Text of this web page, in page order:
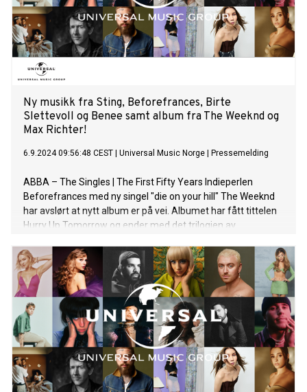
Ny musikk fra Sting, Beforefrances, Birte
Slettevoll og Benee samt album fra The Weeknd og
Max Richter!
6.9.2024 09:56:48 CEST Universal Music Norge Pressemelding
ABBA – The Singles | The First Fifty Years Indieperlen
Beforefrances med ny singel "die on your hill" The Weeknd
har avslørt at nytt album er på vei. Albumet har fått tittelen
Hurry Up Tomorrow og ender med det trilogien av
Dette albumet representerer den kreative toppen av
prosjektet, og fungerer som det tredje og siste kapittelet
laget med eksistensielle og selvrefererende temaer. Sting er
tilbake med den nye låten “I Wrote Your Name (Upon My
Heart)”. Dette er første ny musikk fra legenden siden
albumet The Bridge fra 2021. Med Stings klassiske vokal
samt bass og gitar bidrar også Dominic Miller på gitar, Chris
Maas på trommer og Martin Kierszenbaum på orgel. “I
Wrote Your Name (Upon My Heart)” er produsert av Martin
“Cherry Cherry Boom Boom” Kierszenbaum, Robert Orton og